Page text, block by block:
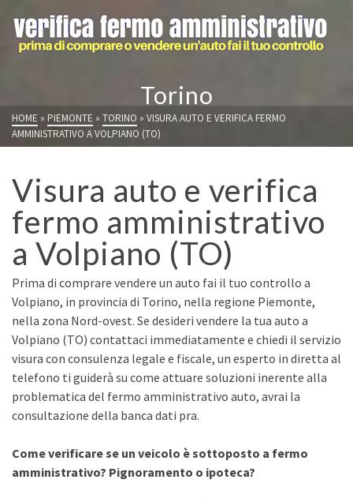
Torino
HOME » PIEMONTE » TORINO » VISURA AUTO E VERIFICA FERMO
AMMINISTRATIVO A VOLPIANO (TO)
Visura auto e verifica
fermo amministrativo
a Volpiano (TO)
Prima di comprare vendere un auto fai il tuo controllo a
Volpiano, in provincia di Torino, nella regione Piemonte,
nella zona Nord-ovest. Se desideri vendere la tua auto a
Volpiano (TO) contattaci immediatamente e chiedi il servizio
visura con consulenza legale e fiscale, un esperto in diretta al
telefono ti guiderà su come attuare soluzioni inerente alla
problematica del fermo amministrativo auto, avrai la
consultazione della banca dati pra.
Come verificare se un veicolo è sottoposto a fermo
amministrativo? Pignoramento o ipoteca?